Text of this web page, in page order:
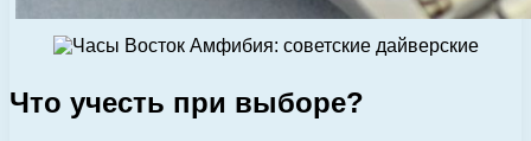
Что учесть при выборе?